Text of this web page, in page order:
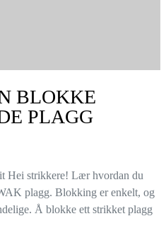
BLOKKE
PLAGG
Hei strikkere! Lær hvordan du
plagg. Blokking er enkelt, og
Å blokke ett strikket plagg